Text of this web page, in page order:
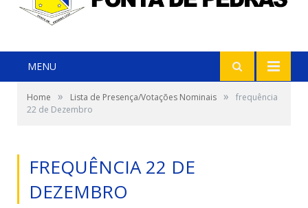
MENU
Home » Lista de Presença/Votações Nominais »
frequência
22 de Dezembro
FREQUÊNCIA 22 DE
DEZEMBRO